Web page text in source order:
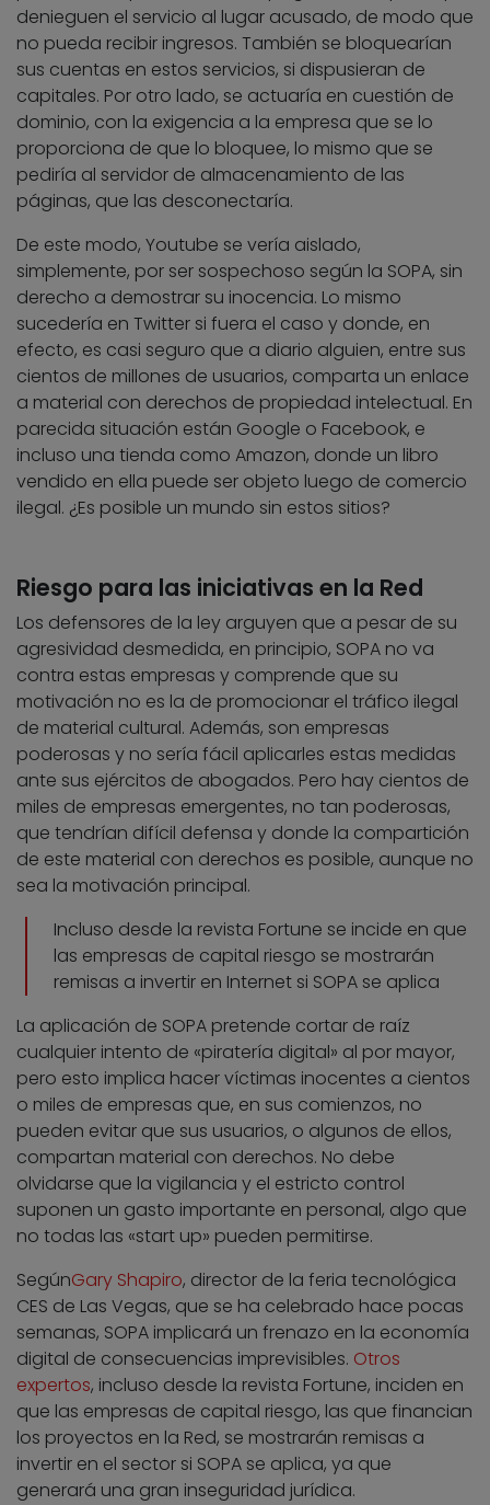
denieguen el servicio al lugar acusado, de modo que
no pueda recibir ingresos. También se bloquearían
sus cuentas en estos servicios, si dispusieran de
capitales. Por otro lado, se actuaría en cuestión de
dominio, con la exigencia a la empresa que se lo
proporciona de que lo bloquee, lo mismo que se
pediría al servidor de almacenamiento de las
páginas, que las desconectaría.
De este modo, Youtube se vería aislado,
simplemente, por ser sospechoso según la SOPA, sin
derecho a demostrar su inocencia. Lo mismo
sucedería en Twitter si fuera el caso y donde, en
efecto, es casi seguro que a diario alguien, entre sus
cientos de millones de usuarios, comparta un enlace
a material con derechos de propiedad intelectual. En
parecida situación están Google o Facebook, e
incluso una tienda como Amazon, donde un libro
vendido en ella puede ser objeto luego de comercio
ilegal. ¿Es posible un mundo sin estos sitios?
Riesgo para las iniciativas en la Red
Los defensores de la ley arguyen que a pesar de su
agresividad desmedida, en principio, SOPA no va
contra estas empresas y comprende que su
motivación no es la de promocionar el tráfico ilegal
de material cultural. Además, son empresas
poderosas y no sería fácil aplicarles estas medidas
ante sus ejércitos de abogados. Pero hay cientos de
miles de empresas emergentes, no tan poderosas,
que tendrían difícil defensa y donde la compartición
de este material con derechos es posible, aunque no
sea la motivación principal.
Incluso desde la revista Fortune se incide en que
las empresas de capital riesgo se mostrarán
remisas a invertir en Internet si SOPA se aplica
La aplicación de SOPA pretende cortar de raíz
cualquier intento de «piratería digital» al por mayor,
pero esto implica hacer víctimas inocentes a cientos
o miles de empresas que, en sus comienzos, no
pueden evitar que sus usuarios, o algunos de ellos,
compartan material con derechos. No debe
olvidarse que la vigilancia y el estricto control
suponen un gasto importante en personal, algo que
no todas las «start up» pueden permitirse.
SegúnGary Shapiro, director de la feria tecnológica
CES de Las Vegas, que se ha celebrado hace pocas
semanas, SOPA implicará un frenazo en la economía
digital de consecuencias imprevisibles. Otros
expertos, incluso desde la revista Fortune, inciden en
que las empresas de capital riesgo, las que financian
los proyectos en la Red, se mostrarán remisas a
invertir en el sector si SOPA se aplica, ya que
generará una gran inseguridad jurídica.